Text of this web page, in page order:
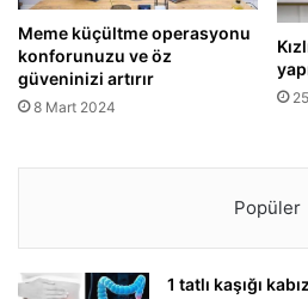
Meme küçültme operasyonu
konforunuzu ve öz
güveninizi artırır
8 Mart 2024
Popüler
1 tatlı kaşığı